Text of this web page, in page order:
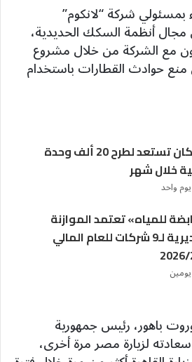
شركة “لانكوم”
مجال أنظمة السكك الحديدية،
مع الشركة من خلال مشروع
حوادث القطارات باستخدام
الإسكان تستعد لطرح 20 ألف وحدة
خلال شهر
واحد
للمياه» تعتمد الموازنة
التقديرية لـ9 شركات للعام المالي
باهور، رئيس جمهورية
لزيارة مصر مرة أخرى،